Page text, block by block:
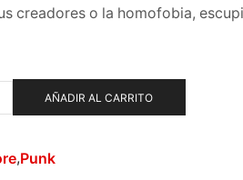
creadores o la homofobia,
AÑADIR AL CARRITO
,Punk